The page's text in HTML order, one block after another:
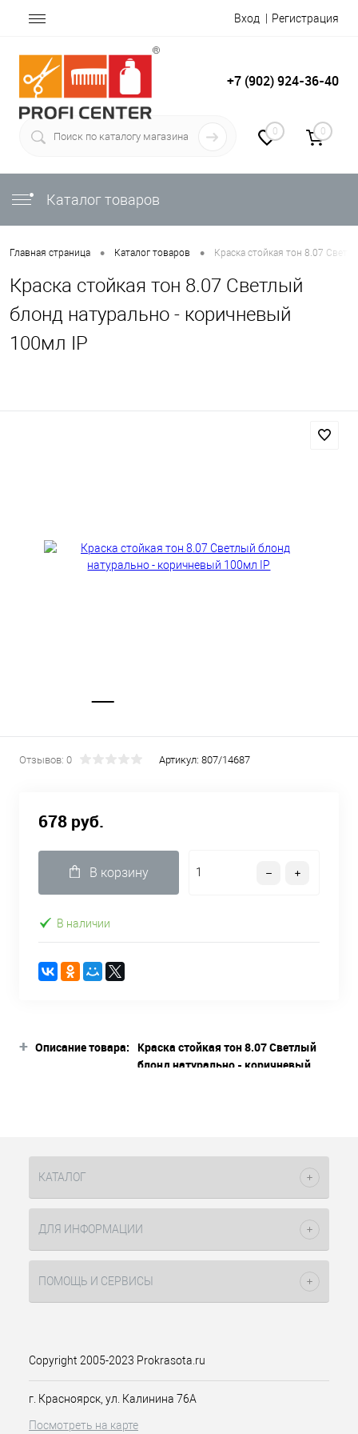
Вход Регистрация
+7 (902) 924-36-40
0 0
Каталог товаров
Главная страница • Каталог товаров • Краска стойкая тон 8.07
Краска стойкая тон 8.07 Светлый
блонд натурально - коричневый
100мл IP
Отзывов: 0 Артикул: 807/14687
678 руб.
В корзину
В наличии
+ Описание товара:
Краска стойкая тон 8.07 Светлый
блонд натурально - коричневый
1. Кокосовое масло - поддерживает
целостность структуры волос во
время окрашивания, цвет
2. Протеины шелка - обеспечивает
мягкое открытие и закрытие
предотвращает пагубное воздействие
солнечных лучей и защищает цвет от
выгорания.
закрепляющий молекулу цвета
КАТАЛОГ
ДЛЯ ИНФОРМАЦИИ
ПОМОЩЬ И СЕРВИСЫ
Copyright 2005-2023 Prokrasota.ru
г. Красноярск, ул. Калинина 76А
Посмотреть на карте